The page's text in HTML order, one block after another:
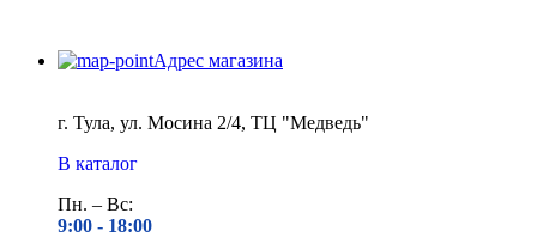
Адрес магазина
г. Тула, ул. Мосина 2/4, ТЦ "Медведь"
В каталог
Пн. – Вс:
9:00 - 18:00